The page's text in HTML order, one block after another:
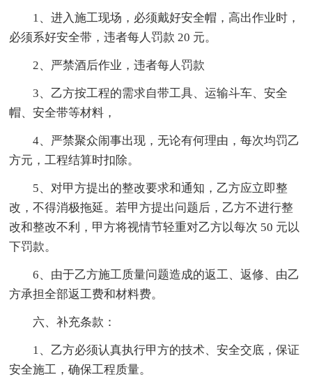
1、进入施工现场，必须戴好安全帽，高出作业时，
必须系好安全带，违者每人罚款 20 元。
2、严禁酒后作业，违者每人罚款
3、乙方按工程的需求自带工具、运输斗车、安全
帽、安全带等材料，
4、严禁聚众闹事出现，无论有何理由，每次均罚乙
方元，工程结算时扣除。
5、对甲方提出的整改要求和通知，乙方应立即整
改，不得消极拖延。若甲方提出问题后，乙方不进行整
改和整改不利，甲方将视情节轻重对乙方以每次 50 元以
下罚款。
6、由于乙方施工质量问题造成的返工、返修、由乙
方承担全部返工费和材料费。
六、补充条款：
1、乙方必须认真执行甲方的技术、安全交底，保证
安全施工，确保工程质量。